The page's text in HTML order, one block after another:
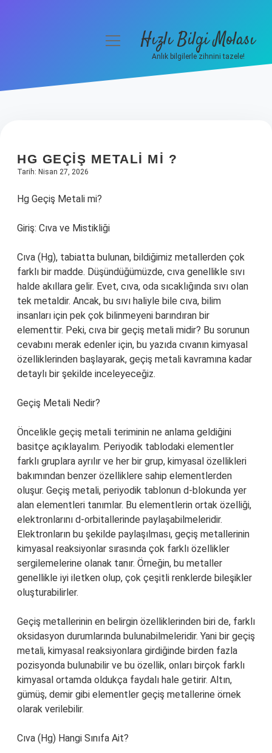
Hakkımızda
menüyüHızlı Bilgi Molası
Anlık bilgilerle zihnini tazele!
HG GEÇIŞ METALI MI ?
Tarih: Nisan 27, 2026
Hg Geçiş Metali mi?
Giriş: Cıva ve Mistikliği
Cıva (Hg), tabiatta bulunan, bildiğimiz metallerden çok
farklı bir madde. Düşündüğümüzde, cıva genellikle sıvı
halde akıllara gelir. Evet, cıva, oda sıcaklığında sıvı olan
tek metaldir. Ancak, bu sıvı haliyle bile cıva, bilim
insanları için pek çok bilinmeyeni barındıran bir
elementtir. Peki, cıva bir geçiş metali midir? Bu sorunun
cevabını merak edenler için, bu yazıda cıvanın kimyasal
özelliklerinden başlayarak, geçiş metali kavramına kadar
detaylı bir şekilde inceleyeceğiz.
Geçiş Metali Nedir?
Öncelikle geçiş metali teriminin ne anlama geldiğini
basitçe açıklayalım. Periyodik tablodaki elementler
farklı gruplara ayrılır ve her bir grup, kimyasal özellikleri
bakımından benzer özelliklere sahip elementlerden
oluşur. Geçiş metali, periyodik tablonun d-blokunda yer
alan elementleri tanımlar. Bu elementlerin ortak özelliği,
elektronlarını d-orbitallerinde paylaşabilmeleridir.
Elektronların bu şekilde paylaşılması, geçiş metallerinin
kimyasal reaksiyonlar sırasında çok farklı özellikler
sergilemelerine olanak tanır. Örneğin, bu metaller
genellikle iyi iletken olup, çok çeşitli renklerde bileşikler
oluşturabilirler.
Geçiş metallerinin en belirgin özelliklerinden biri de, farklı
oksidasyon durumlarında bulunabilmeleridir. Yani bir geçiş
metali, kimyasal reaksiyonlara girdiğinde birden fazla
pozisyonda bulunabilir ve bu özellik, onları birçok farklı
kimyasal ortamda oldukça faydalı hale getirir. Altın,
gümüş, demir gibi elementler geçiş metallerine örnek
olarak verilebilir.
Cıva (Hg) Hangi Sınıfa Ait?